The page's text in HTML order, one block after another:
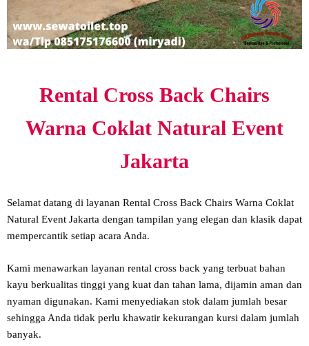
Rental Cross Back Chairs
Warna Coklat Natural Event
Jakarta
Selamat datang di layanan Rental Cross Back Chairs Warna Coklat
Natural Event Jakarta dengan tampilan yang elegan dan klasik dapat
mempercantik setiap acara Anda.
Kami menawarkan layanan rental cross back yang terbuat bahan
kayu berkualitas tinggi yang kuat dan tahan lama, dijamin aman dan
nyaman digunakan. Kami menyediakan stok dalam jumlah besar
sehingga Anda tidak perlu khawatir kekurangan kursi dalam jumlah
banyak.